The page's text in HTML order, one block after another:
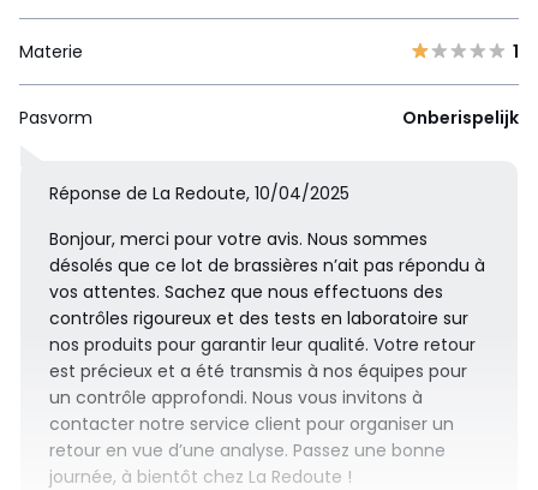
Materie 1
Pasvorm Onberispelijk
Réponse de La Redoute, 10/04/2025
Bonjour, merci pour votre avis. Nous sommes
désolés que ce lot de brassières n’ait pas répondu à
vos attentes. Sachez que nous effectuons des
contrôles rigoureux et des tests en laboratoire sur
nos produits pour garantir leur qualité. Votre retour
est précieux et a été transmis à nos équipes pour
un contrôle approfondi. Nous vous invitons à
contacter notre service client pour organiser un
retour en vue d’une analyse. Passez une bonne
journée, à bientôt chez La Redoute !